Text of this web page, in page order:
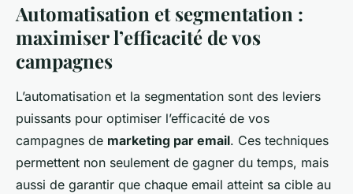
Automatisation et segmentation :
maximiser l’efficacité de vos
campagnes
L’automatisation et la segmentation sont des leviers
puissants pour optimiser l’efficacité de vos
campagnes de marketing par email. Ces techniques
permettent non seulement de gagner du temps, mais
aussi de garantir que chaque email atteint sa cible au